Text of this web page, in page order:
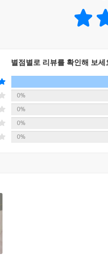
수 있는 QR코드와 모바일 스
배속 단위로 원하는 배속으로
한 고민을 날려주는 ‘N4 기초
에 앞서, ‘일본어의 문자, 기
속사 리스트’와 ‘경어 표현’에
.
‘문제풀이 Step 적용’
용할 수 있는 구체적인 ‘문제
어휘’
별점별로 리뷰를 확인해 보세
0%
0%
0%
0%